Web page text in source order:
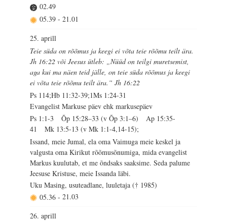
02.49
05.39 - 21.01
25. aprill
Teie süda on rõõmus ja keegi ei võta teie rõõmu teilt ära.
Jh 16:22 või Jeesus ütleb: „Nüüd on teilgi muretsemist,
aga kui ma näen teid jälle, on teie süda rõõmus ja keegi
ei võta teie rõõmu teilt ära.“ Jh 16:22
Ps 114;Hb 11:32-39;1Ms 1:24-31
Evangelist Markuse päev ehk markusepäev
Ps 1:1-3 Õp 15:28–33 (v Õp 3:1–6) Ap 15:35-
41 Mk 13:5-13 (v Mk 1:1-4,14-15);
Issand, meie Jumal, ela oma Vaimuga meie keskel ja
valgusta oma Kirikut rõõmusõnumiga, mida evangelist
Markus kuulutab, et me õndsaks saaksime. Seda palume
Jeesuse Kristuse, meie Issanda läbi.
Uku Masing, usuteadlane, luuletaja († 1985)
05.36 - 21.03
26. aprill